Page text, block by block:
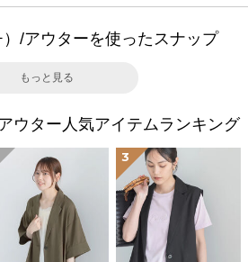
/アウターを使ったスナップ
もっと見る
ウター人気アイテムランキング
3